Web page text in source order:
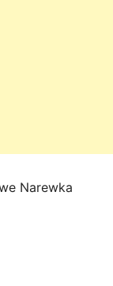
Narewka